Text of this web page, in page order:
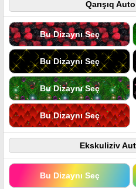
Qarışıq
Bu Dizaynı Seç
Bu Dizaynı Seç
Bu Dizaynı Seç
Bu Dizaynı Seç
Ekskuliziv
Bu Dizaynı Seç